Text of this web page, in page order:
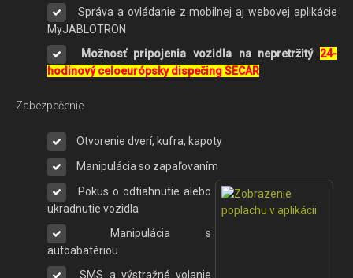
Správa a ovládanie z mobilnej aj webovej aplikácie
MyJABLOTRON
Možnosť pripojenia vozidla na nepretržitý 24-
hodinový celoeurópsky dispečing SECAR
Zabezpečenie
Otvorenie dverí, kufra, kapoty
Manipulácia so zapaľovaním
Pokus o odtiahnutie alebo
ukradnutie vozidla
Manipulácia s
autoabatériou
SMS a výstražné volanie